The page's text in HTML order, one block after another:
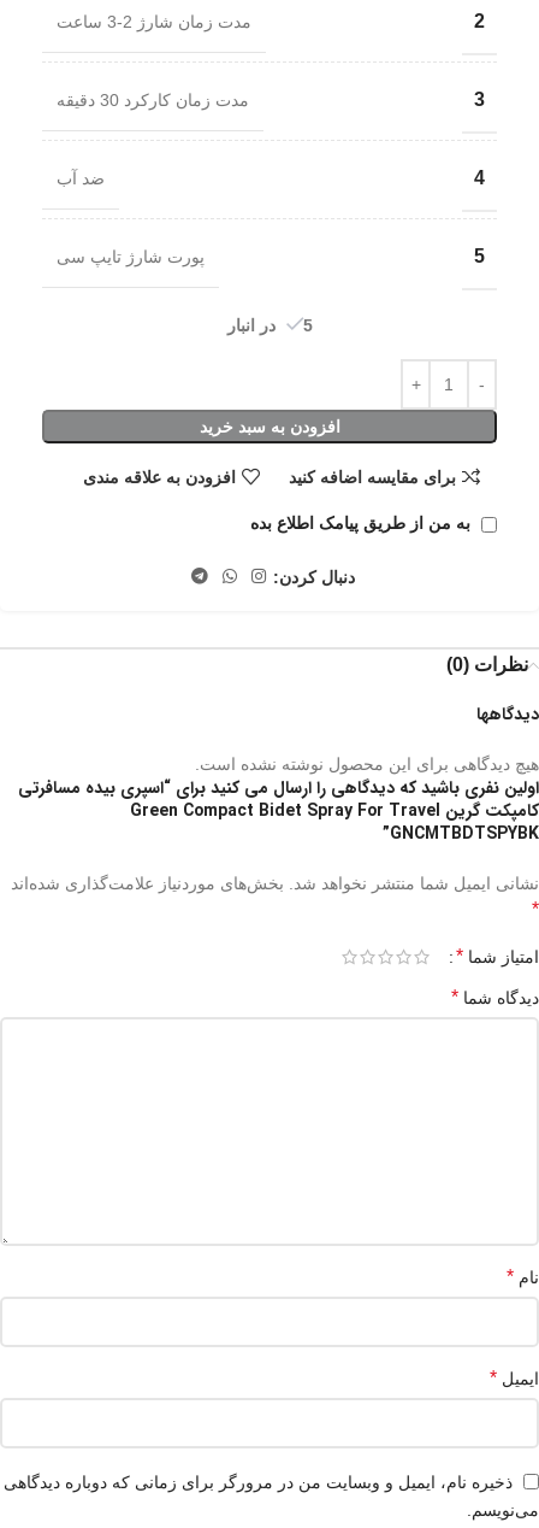
2 مدت زمان شارژ 2-3 ساعت
3 مدت زمان کارکرد 30 دقیقه
4 ضد آب
5 پورت شارژ تایپ سی
5 در انبار
افزودن به سبد خرید
برای مقایسه اضافه کنید افزودن به علاقه مندی
به من از طریق پیامک اطلاع بده
دنبال کردن:
نظرات (0)
دیدگاهها
هیچ دیدگاهی برای این محصول نوشته نشده است.
اولین نفری باشید که دیدگاهی را ارسال می کنید برای “اسپری بیده مسافرتی
کامپکت گرین Green Compact Bidet Spray For Travel
GNCMTBDTSPYBK”
نشانی ایمیل شما منتشر نخواهد شد. بخش‌های موردنیاز علامت‌گذاری شده‌اند
*
امتیاز شما *
دیدگاه شما *
نام *
ایمیل *
ذخیره نام، ایمیل و وبسایت من در مرورگر برای زمانی که دوباره دیدگاهی
می‌نویسم.